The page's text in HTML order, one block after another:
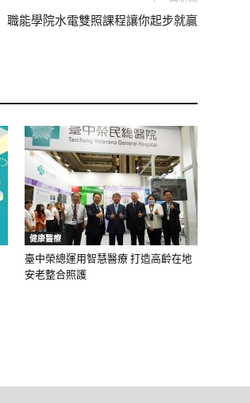
職能學院水電雙照課程讓你起步就贏
健康醫療
臺中榮總運用智慧醫療 打造高齡在地
安老整合照護